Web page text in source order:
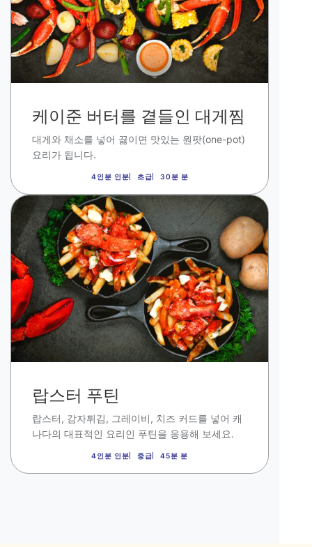
케이준 버터를 곁들인 대게찜
대게와 채소를 넣어 끓이면 맛있는 원팟(one-pot)
요리가 됩니다.
4인분 인분 초급 30분 분
이
미
지
랍스터 푸틴
랍스터, 감자튀김, 그레이비, 치즈 커드를 넣어 캐
나다의 대표적인 요리인 푸틴을 응용해 보세요.
4인분 인분 중급 45분 분